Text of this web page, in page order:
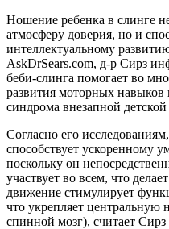
Ношение ребенка в слинге
атмосферу доверия, но и
интеллектуальному
AskDrSears.com, д-р Сирз
беби-слинга помогает во
развития моторных навыков
синдрома внезапной
Согласно его
способствует ускоренному
поскольку он
участвует во всем, что
движение стимулирует
что укрепляет центральную
спинной мозг), считает Сирз